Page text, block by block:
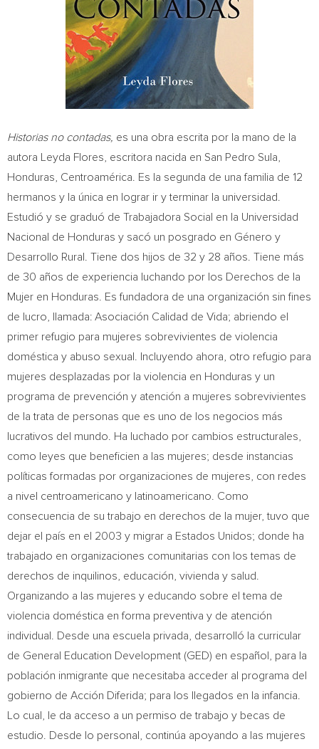
Historias no contadas, es una obra escrita por la mano de la
autora
Leyda Flores , escritora nacida en San Pedro Sula,
Honduras , Centroamérica. Es la segunda de una familia de 12
hermanos y la única en lograr ir y terminar la universidad.
Estudió y se graduó de Trabajadora Social en la Universidad
Nacional de Honduras y sacó un posgrado en Género y
Desarrollo Rural. Tiene dos hijos de 32 y 28 años. Tiene más
de 30 años de experiencia luchando por los Derechos de la
Mujer en Honduras . Es fundadora de una organización sin fines
de lucro, llamada: Asociación Calidad de Vida; abriendo el
primer refugio para mujeres sobrevivientes de violencia
doméstica y abuso sexual. Incluyendo ahora, otro refugio para
mujeres desplazadas por la violencia en Honduras y un
programa de prevención y atención a mujeres sobrevivientes
de la trata de personas que es uno de los negocios más
lucrativos del mundo. Ha luchado por cambios estructurales,
como leyes que beneficien a las mujeres; desde instancias
políticas formadas por organizaciones de mujeres, con redes
a nivel centroamericano y latinoamericano. Como
consecuencia de su trabajo en derechos de la mujer, tuvo que
dejar el país en el 2003 y migrar a Estados Unidos; donde ha
trabajado en organizaciones comunitarias con los temas de
derechos de inquilinos, educación, vivienda y salud.
Organizando a las mujeres y educando sobre el tema de
violencia doméstica en forma preventiva y de atención
individual. Desde una escuela privada, desarrolló la curricular
de General Education Development (GED) en español, para la
población inmigrante que necesitaba acceder al programa del
gobierno de Acción Diferida; para los llegados en la infancia.
Lo cual, le da acceso a un permiso de trabajo y becas de
estudio. Desde lo personal, continúa apoyando a las mujeres